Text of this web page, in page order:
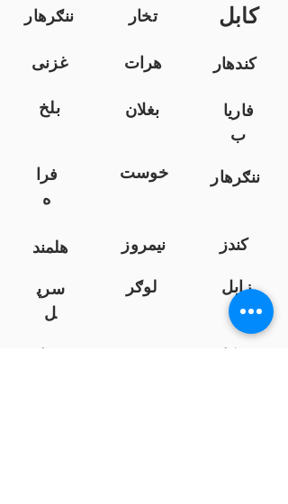
ننګرهار تخار کابل
غزنی هرات
کندهار
بلخ
بغلان
فاریا
ب
فرا
ه
خوست ننګرهار
هلمند نیمروز
کندز
سرپ
ل
لوګر زابل
پروان سمنګان